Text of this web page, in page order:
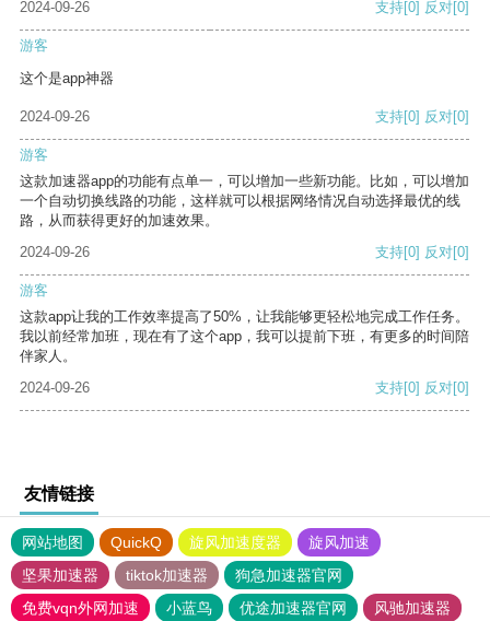
2024-09-26 支持[0] 反对[0]
游客
这个是app神器
2024-09-26 支持[0] 反对[0]
游客
这款加速器app的功能有点单一，可以增加一些新功能。比如，可以增加
一个自动切换线路的功能，这样就可以根据网络情况自动选择最优的线
路，从而获得更好的加速效果。
2024-09-26
支持[0] 反对[0]
游客
这款app让我的工作效率提高了50%，让我能够更轻松地完成工作任务。
我以前经常加班，现在有了这个app，我可以提前下班，有更多的时间陪
伴家人。
2024-09-26
支持[0] 反对[0]
友情链接
网站地图 QuickQ 旋风加速度器
旋风加速
坚果加速器
tiktok加速器
狗急加速器官网
免费vqn外网加速
小蓝鸟 优途加速器官网
风驰加速器